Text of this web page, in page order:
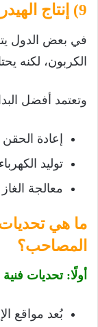
9) إنتاج الهيدروجين
في بعض الدول
الكربون، لكنه
وتعتمد أفضل
إعادة الحقن
توليد الكهرباء
معالجة
ما هي
المصاحب؟
أولًا: تحديات فنية
بُعد مواقع